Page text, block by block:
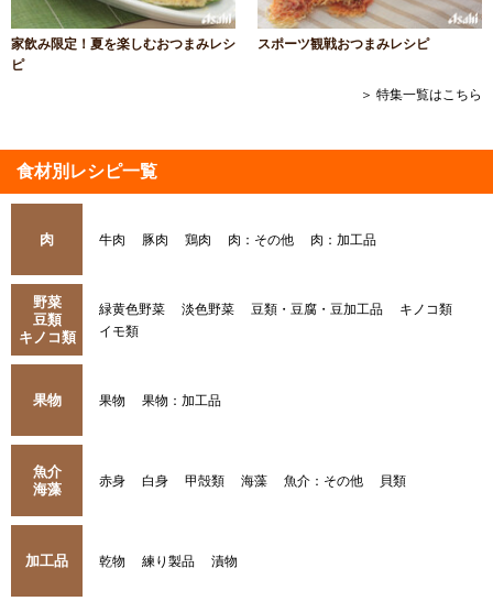
家飲み限定！夏を楽しむおつまみレシ
ピ
スポーツ観戦おつまみレシピ
＞ 特集一覧はこちら
食材別レシピ一覧
肉 牛肉 豚肉 鶏肉 肉：その他 肉：加工品
野菜
豆類
キノコ類
緑黄色野菜 淡色野菜 豆類・豆腐・豆加工品
キノコ類
イモ類
果物 果物 果物：加工品
魚介
海藻
赤身 白身 甲殻類 海藻 魚介：その他 貝類
加工品 乾物 練り製品 漬物